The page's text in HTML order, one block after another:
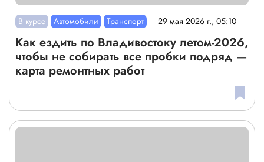
В курсе Автомобили Транспорт 29 мая 2026 г., 05:10
Как ездить по Владивостоку летом-2026,
чтобы не собирать все пробки подряд —
карта ремонтных работ